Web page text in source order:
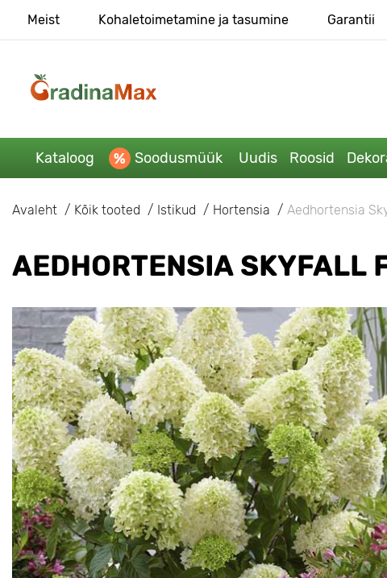
Meist Kohaletoimetamine ja tasumine Garantii
Kataloog Soodusmüük Uudis Roosid
Avaleht Kõik tooted Istikud Hortensia Aedhortensia
AEDHORTENSIA SKYFALL